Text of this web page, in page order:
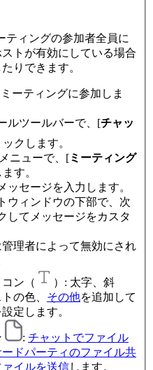
ティングの参加者全員に
トが有効にしている場合
りできます。
ーティングに参加しま
ルツールバーで、[チャッ
クします。
ニューで、[ミーティング
す。
ッセージを入力します。
ウィンドウの下部で、次
してメッセージをカスタ
理者によって無効にされ
ン（
）: 太字、斜
の色、 その他を追加して
定します。
: チャットでファイル
ードパーティのファイル共
イルを送信します。